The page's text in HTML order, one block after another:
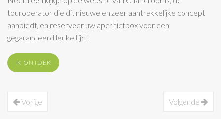
touroperator die dit nieuwe en zeer aantrekkelijke concept
aanbiedt, en reserveer uw aperitiefbox voor een
gegarandeerd leuke tijd!
IK ONTDEK
Vorige Volgende